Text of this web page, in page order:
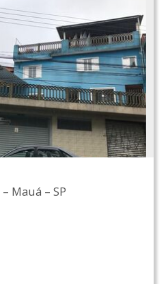
– Mauá – SP